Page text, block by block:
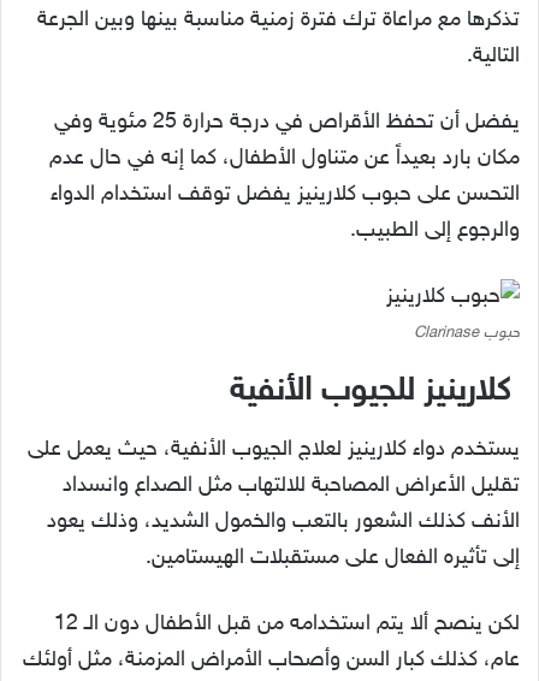
تذكرها مع مراعاة ترك فترة زمنية مناسبة بينها وبين الجرعة
التالية.
يفضل أن تحفظ الأقراص في درجة حرارة 25 مئوية وفي
مكان بارد بعيداً عن متناول الأطفال، كما إنه في حال عدم
التحسن على حبوب كلارينيز يفضل توقف استخدام الدواء
والرجوع إلى الطبيب.
حبوب Clarinase
كلارينيز للجيوب الأنفية
يستخدم دواء كلارينيز لعلاج الجيوب الأنفية، حيث يعمل على
تقليل الأعراض المصاحبة للالتهاب مثل الصداع وانسداد
الأنف كذلك الشعور بالتعب والخمول الشديد، وذلك يعود
إلى تأثيره الفعال على مستقبلات الهيستامين.
لكن ينصح ألا يتم استخدامه من قبل الأطفال دون الـ 12
عام، كذلك كبار السن وأصحاب الأمراض المزمنة، مثل أولئك